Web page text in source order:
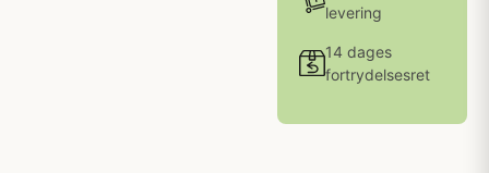
levering
14 dages
fortrydelsesret